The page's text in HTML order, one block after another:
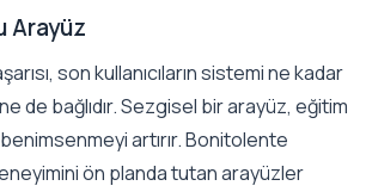
Arayüz
son kullanıcıların sistemi ne kadar
de bağlıdır. Sezgisel bir arayüz, eğitim
artırır. Bonitolente
ön planda tutan arayüzler